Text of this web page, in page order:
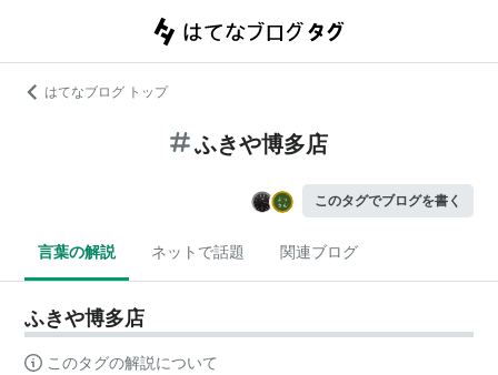
はてなブログ トップ
ふきや博多店
このタグでブログを書く
言葉の解説 ネットで話題 関連ブログ
ふきや博多店
このタグの解説について